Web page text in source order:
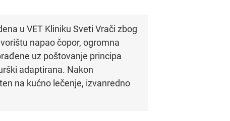
u VET Kliniku Sveti Vrači zbog
napao čopor, ogromna
uz poštovanje principa
adaptirana. Nakon
na kućno lečenje, izvanredno